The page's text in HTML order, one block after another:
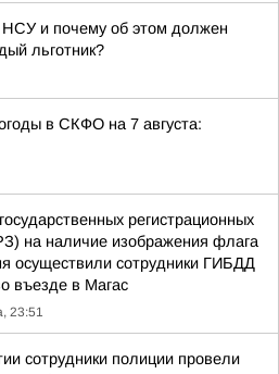
НСУ и почему об этом должен
льготник?
в СКФО на 7 августа:
регистрационных
на наличие изображения флага
осуществили сотрудники ГИБДД
въезде в Магас
23:51
сотрудники полиции провели